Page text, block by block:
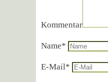
Kommentar
Name*
E-Mail*